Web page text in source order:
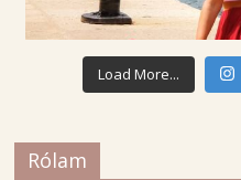
Load More...
Rólam